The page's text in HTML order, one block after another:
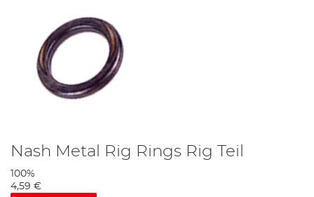
Nash Metal Rig Rings Rig Teil
100%
4,59 €